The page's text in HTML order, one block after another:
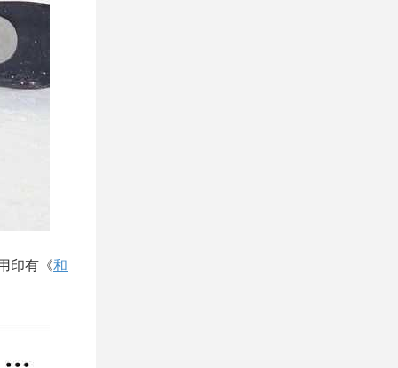
印有《和